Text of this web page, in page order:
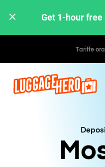
Get 1-hour
Tariffe